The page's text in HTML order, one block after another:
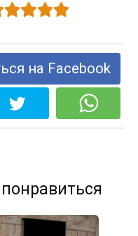
на Facebook